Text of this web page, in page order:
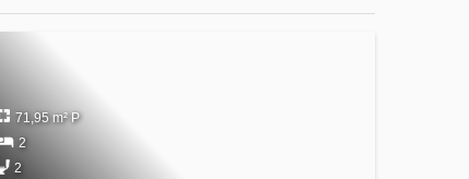
71,95 m² P
2
2